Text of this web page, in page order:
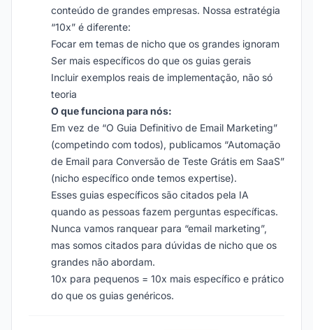
conteúdo de grandes empresas. Nossa estratégia
“10x” é diferente:
Focar em temas de nicho que os grandes ignoram
Ser mais específicos do que os guias gerais
Incluir exemplos reais de implementação, não só
teoria
O que funciona para nós:
Em vez de “O Guia Definitivo de Email Marketing”
(competindo com todos), publicamos “Automação
de Email para Conversão de Teste Grátis em SaaS”
(nicho específico onde temos expertise).
Esses guias específicos são citados pela IA
quando as pessoas fazem perguntas específicas.
Nunca vamos ranquear para “email marketing”,
mas somos citados para dúvidas de nicho que os
grandes não abordam.
10x para pequenos = 10x mais específico e prático
do que os guias genéricos.